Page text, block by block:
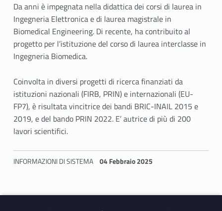
Da anni è impegnata nella didattica dei corsi di laurea in
Ingegneria Elettronica e di laurea magistrale in
Biomedical Engineering. Di recente, ha contribuito al
progetto per l’istituzione del corso di laurea interclasse in
Ingegneria Biomedica.
Coinvolta in diversi progetti di ricerca finanziati da
istituzioni nazionali (FIRB, PRIN) e internazionali (EU-
FP7), è risultata vincitrice dei bandi BRIC-INAIL 2015 e
2019, e del bando PRIN 2022. E’ autrice di più di 200
lavori scientifici.
INFORMAZIONI DI SISTEMA 04 Febbraio 2025